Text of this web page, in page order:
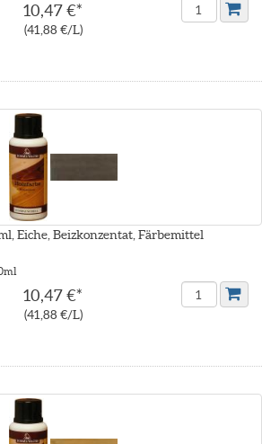
10,47 €*
(41,88 €/L)
Eiche, Beizkonzentat, Färbemittel
10,47 €*
(41,88 €/L)